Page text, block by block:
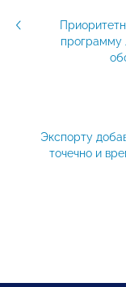
программу
Экспорту
точечно и